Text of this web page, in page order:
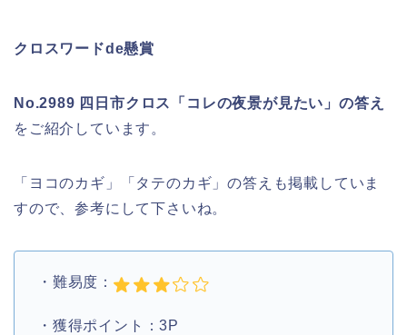
クロスワードde懸賞
No.2989 四日市クロス「コレの夜景が見たい」の答え
をご紹介しています。
「ヨコのカギ」「タテのカギ」の答えも掲載していま
すので、参考にして下さいね。
・難易度：
・獲得ポイント：3P